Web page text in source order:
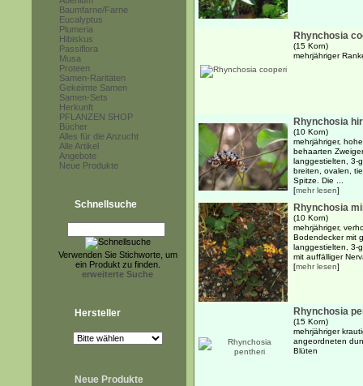
Baumfarne/Farne
Eucalyptus
Plumeria
Hibiskus
Passiflora
Musa
Proteen
Samen-Raritäten
Gekeimte Samen
Samen-Sets
Herkunft
PFLANZEN SHOP
Bücher
Alles für die Anzucht
Alle Artikel
Angebote
Neue Produkte
Schnellsuche
Verwenden Sie Stichworte, um
ein Produkt zu finden.
erweiterte Suche
Hersteller
Neue Produkte
Rhynchosia
(15 Korn)
mehrjähriger
Rhynchosia
(10 Korn)
mehrjähriger,
behaarten
langgestielten, 3-
breiten, ovalen,
Spitze. Die ...
[mehr lesen]
Rhynchosia
(10 Korn)
mehrjähriger,
Bodendecker mit
langgestielten, 3-
mit auffälliger
[mehr lesen]
Rhynchosia
(15 Korn)
mehrjähriger
angeordneten
Blüten